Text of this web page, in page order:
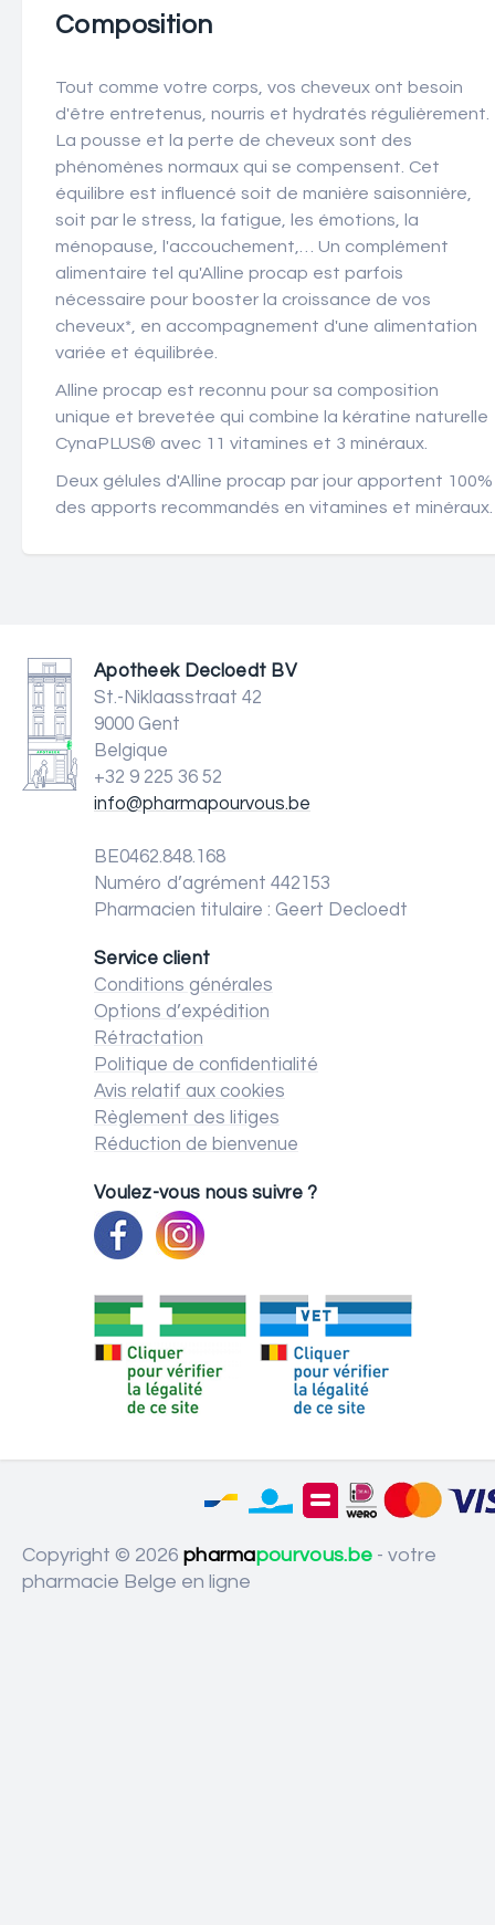
Composition
Tout comme votre corps, vos cheveux ont besoin
d'être entretenus, nourris et hydratés régulièrement.
La pousse et la perte de cheveux sont des
phénomènes normaux qui se compensent. Cet
équilibre est influencé soit de manière saisonnière,
soit par le stress, la fatigue, les émotions, la
ménopause, l'accouchement,… Un complément
alimentaire tel qu'Alline procap est parfois
nécessaire pour booster la croissance de vos
cheveux* , en accompagnement d'une alimentation
variée et équilibrée.
Alline procap est reconnu pour sa composition
unique et brevetée qui combine la kératine naturelle
CynaPLUS® avec 11 vitamines et 3 minéraux.
Deux gélules d'Alline procap par jour apportent 100%
des apports recommandés en vitamines et minéraux.
Apotheek Decloedt BV
St.-Niklaasstraat 42
9000 Gent
Belgique
+32 9 225 36 52
info@pharmapourvous.be
BE0462.848.168
Numéro d’agrément 442153
Pharmacien titulaire : Geert Decloedt
Service client
Conditions générales
Options d’expédition
Rétractation
Politique de confidentialité
Avis relatif aux cookies
Règlement des litiges
Réduction de bienvenue
Voulez-vous nous suivre ?
Copyright © 2026 pharmapourvous.be - votre
pharmacie Belge en ligne